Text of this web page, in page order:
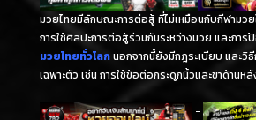
มวยไทยมีลักษณะการต่อสู้ ที่ไม่เหมือนกับกีฬามวย
การใช้ศิลปะการต่อสู้ร่วมกันระหว่างมวย และกา
มวยไทยทั่วโลกนอกจากนี้ยังมีกฎระเบียบ และ
เฉพาะตัว เช่น การใช้ข้อต่อกระดูกนิ้วและขาด้านห
-